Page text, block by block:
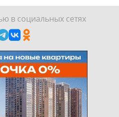
в социальных сетях